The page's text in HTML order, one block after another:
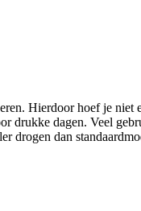
Hierdoor hoef je niet
drukke dagen. Veel
drogen dan